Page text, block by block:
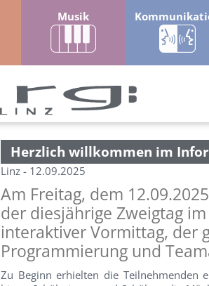
Musik
Herzlich willkommen im
Linz - 12.09.2025
Am Freitag, dem
der diesjährige Zweigtag
interaktiver Vormittag, der
Programmierung und
Zu Beginn erhielten die Teilnehmenden